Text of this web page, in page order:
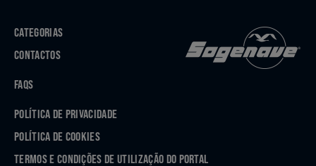
CATEGORIAS
CONTACTOS
FAQS
POLÍTICA DE PRIVACIDADE
POLÍTICA DE COOKIES
TERMOS E CONDIÇÕES DE UTILIZAÇÃO DO PORTAL